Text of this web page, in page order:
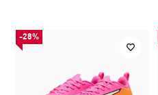
-28%